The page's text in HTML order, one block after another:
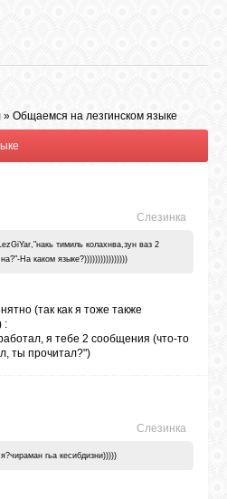
» Общаемся на лезгинском языке
Слезинка
тимиль колахнва,зун ваз 2
На каком языке?))))))))))))))))
(так как я тоже также
:
я тебе 2 сообщения (что-то
ты прочитал?")
Слезинка
гьа кесибдизни)))))